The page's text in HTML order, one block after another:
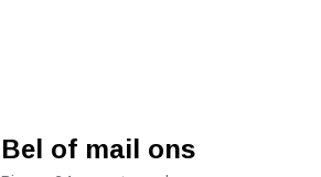
Bel of mail ons